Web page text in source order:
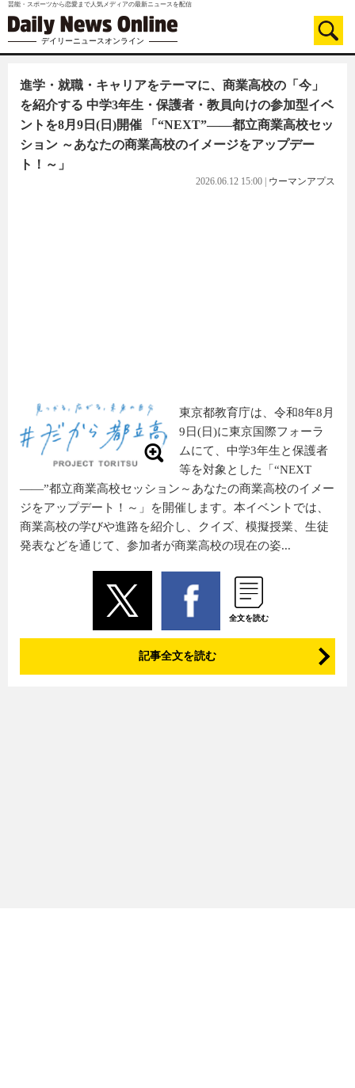
芸能・スポーツから恋愛まで人気メディアの最新ニュースを配信
デイリーニュースオンライン
進学・就職・キャリアをテーマに、商業高校の「今」
を紹介する 中学3年生・保護者・教員向けの参加型イベ
ントを8月9日(日)開催 「“NEXT”――都立商業高校セッ
ション ～あなたの商業高校のイメージをアップデー
ト！～」
2026.06.12 15:00 ウーマンアプス
東京都教育庁は、令和8年8月
9日(日)に東京国際フォーラ
ムにて、中学3年生と保護者
等を対象とした「“NEXT
――”都立商業高校セッション～あなたの商業高校のイメー
ジをアップデート！～」を開催します。本イベントでは、
商業高校の学びや進路を紹介し、クイズ、模擬授業、生徒
発表などを通じて、参加者が商業高校の現在の姿...
全文を読む
記事全文を読む